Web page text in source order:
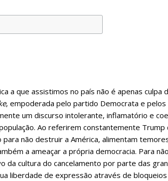
a que assistimos no país não é apenas culpa
, empoderada pelo partido Democrata e
um discurso intolerante, inflamatório e
Ao referirem constantemente Trump
não destruir a América, alimentam
a ameaçar a própria democracia. Para
da cultura do cancelamento por parte das
liberdade de expressão através de